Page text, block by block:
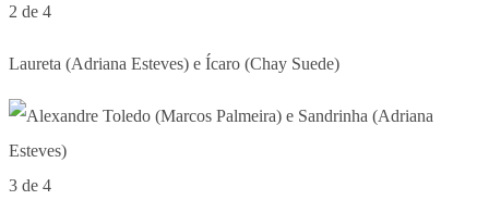
2 de 4
Laureta (Adriana Esteves) e Ícaro (Chay Suede)
3 de 4